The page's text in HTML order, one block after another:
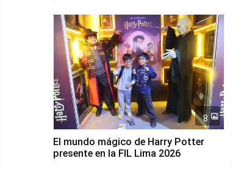
8
El mundo mágico de Harry Potter
presente en la FIL Lima 2026